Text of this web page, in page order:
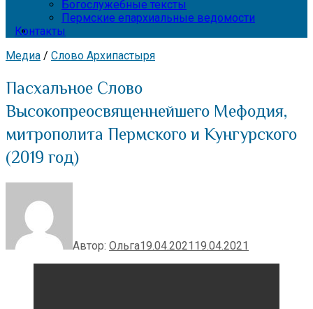
Богослужебные тексты
Пермские епархиальные ведомости
Контакты
Медиа / Слово Архипастыря
Пасхальное Слово
Высокопреосвященнейшего Мефодия,
митрополита Пермского и Кунгурского
(2019 год)
Автор: Ольга19.04.2021 19.04.2021